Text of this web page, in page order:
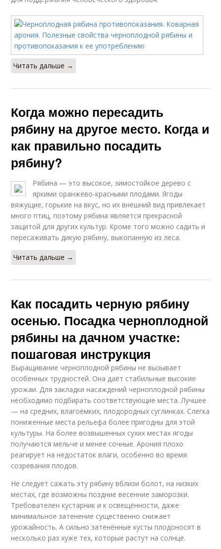
Читать дальше →
Когда можно пересадить
рябину на другое место. Когда и
как правильно посадить
рябину?
Рябина — это высокое, зимостойкое дерево с
яркими оранжево-красными плодами. Ягоды
вяжущие, горькие на вкус, но их внешний вид привлекает
много птиц, поэтому рябина является прекрасной
защитой для других культур. Кроме того можно садить и
пересаживать дикую рябину, выкопанную из леса.
Читать дальше →
Как посадить черную рябину
осенью. Посадка черноплодной
рябины на дачном участке:
пошаговая инструкция
Выращивание черноплодной рябины не вызывает
особенных трудностей. Она даёт стабильные высокие
урожаи. Для закладки насаждений черноплодной рябины
необходимо подбирать соответствующие места. Лучшее
— на средних, влагоёмких, плодородных суглинках. Слегка
пониженные места рельефа более пригодны для этой
культуры. На более возвышенных сухих местах ягоды
получаются мельче и менее сочные. Арония плохо
реагирует на недостаток влаги, особенно во время
созревания плодов.
Не следует сажать эту рябину вблизи болот, на низких
местах, где возможны поздние весенние заморозки.
Требователен кустарник и к освещённости, даже
минимальное затенение существенно снижает
урожайность. А сильно затенённые кусты плодоносят в
несколько раз хуже тех, которые растут на солнце.